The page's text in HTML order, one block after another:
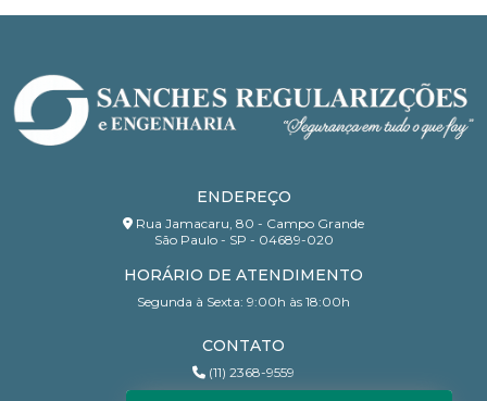
ENDEREÇO
Rua Jamacaru, 80 - Campo Grande
São Paulo - SP - 04689-020
HORÁRIO DE ATENDIMENTO
Segunda à Sexta: 9:00h às 18:00h
CONTATO
(11) 2368-9559